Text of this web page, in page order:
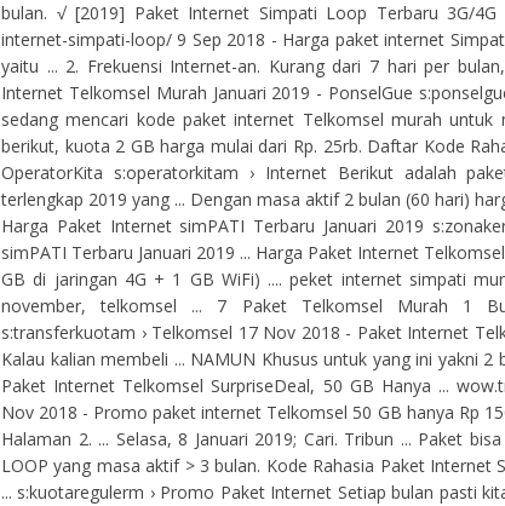
bulan. √ [2019] Paket Internet Simpati Loop Terbaru 3G/
internet-simpati-loop/ 9 Sep 2018 - Harga paket internet
yaitu ... 2. Frekuensi Internet-an. Kurang dari 7 hari per
Internet Telkomsel Murah Januari 2019 - PonselGue
sedang mencari kode paket internet Telkomsel murah untuk
berikut, kuota 2 GB harga mulai dari Rp. 25rb. Daftar Kode
OperatorKita s:operatorkitam › Internet Berikut adalah
terlengkap 2019 yang ... Dengan masa aktif 2 bulan (60 hari)
Harga Paket Internet simPATI Terbaru Januari 2019
simPATI Terbaru Januari 2019 ... Harga Paket Internet
GB di jaringan 4G + 1 GB WiFi) .... peket internet simpati
november, telkomsel ... 7 Paket Telkomsel Murah 1
s:transferkuotam › Telkomsel 17 Nov 2018 - Paket Internet
Kalau kalian membeli ... NAMUN Khusus untuk yang ini yakni 2
Paket Internet Telkomsel SurpriseDeal, 50 GB Hanya ...
Nov 2018 - Promo paket internet Telkomsel 50 GB hanya Rp
Halaman 2. ... Selasa, 8 Januari 2019; Cari. Tribun ... Paket
LOOP yang masa aktif > 3 bulan. Kode Rahasia Paket Internet
... s:kuotaregulerm › Promo Paket Internet Setiap bulan pasti